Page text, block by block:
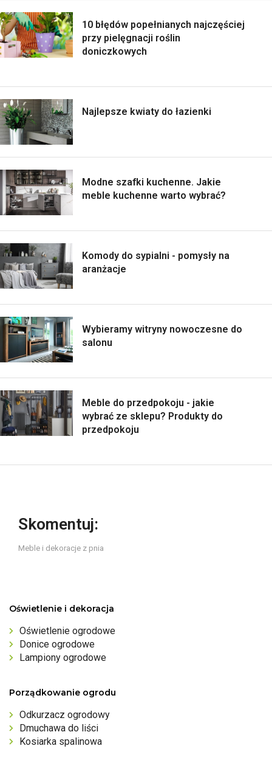
10 błędów popełnianych najczęściej
przy pielęgnacji roślin
doniczkowych
Najlepsze kwiaty do łazienki
Modne szafki kuchenne. Jakie
meble kuchenne warto wybrać?
Komody do sypialni - pomysły na
aranżacje
Wybieramy witryny nowoczesne do
salonu
Meble do przedpokoju - jakie
wybrać ze sklepu? Produkty do
przedpokoju
Skomentuj:
Meble i dekoracje z pnia
Oświetlenie i dekoracja
Oświetlenie ogrodowe
Donice ogrodowe
Lampiony ogrodowe
Porządkowanie ogrodu
Odkurzacz ogrodowy
Dmuchawa do liści
Kosiarka spalinowa